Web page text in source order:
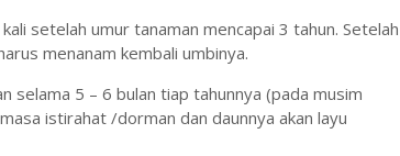
setelah umur tanaman mencapai 3 tahun. Setelah
menanam kembali umbinya.
selama 5 – 6 bulan tiap tahunnya (pada musim
istirahat /dorman dan daunnya akan layu